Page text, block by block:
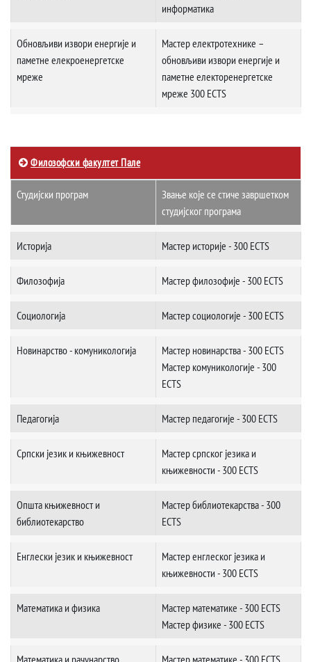
информатика
Обновљиви извори енергије и
паметне елекроенергетске
мреже
Мастер електротехнике –
обновљиви извори енергије и
паметне електоренергетске
мреже 300 ECTS
Филозофски факултет Пале
Студијски програм
Звање које се стиче завршетком
студијског програма
Историјa Мастер историје - 300 ECTS
Филозофија Мастер филозофије - 300 ECTS
Социологија Мастер социологије - 300 ECTS
Новинарствo - комуникологија
Мастер новинарства - 300 ECTS
Мастер комуникологије - 300
ECTS
Педагогија Мастер педагогије - 300 ECTS
Српски језик и књижевност
Мастер српског језика и
књижевности - 300 ECTS
Општа књижевност и
библиотекарство
Мастер библиотекарства - 300
ECTS
Енглески језик и књижевност
Мастер енглеског језика и
књижевности - 300 ECTS
Математика и физика
Мастер математике - 300 ECTS
Мастер физике - 300 ECTS